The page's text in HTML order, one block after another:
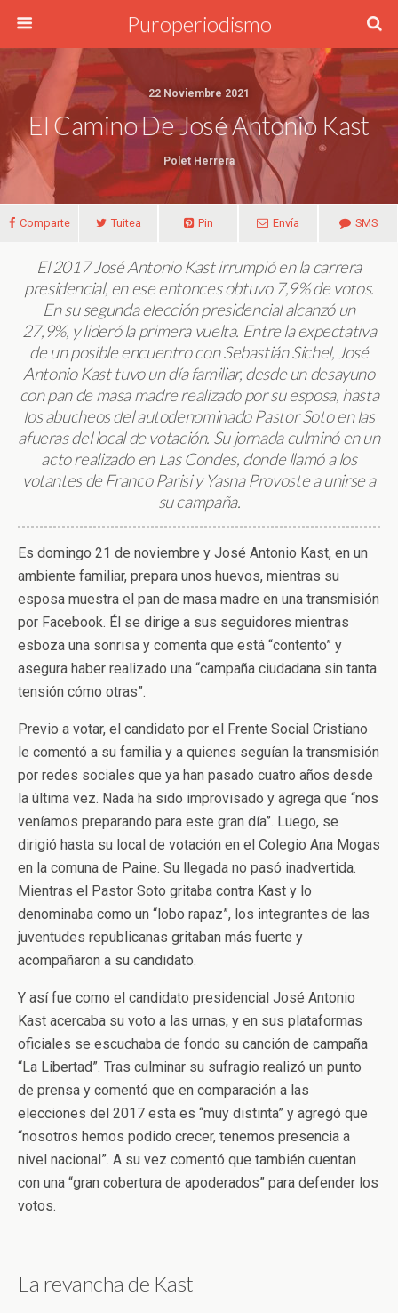
Puroperiodismo
22 Noviembre 2021
El Camino De José Antonio Kast
Polet Herrera
Comparte Tuitea Pin Envía SMS
El 2017 José Antonio Kast irrumpió en la carrera
presidencial, en ese entonces obtuvo 7,9% de votos.
En su segunda elección presidencial alcanzó un
27,9%, y lideró la primera vuelta. Entre la expectativa
de un posible encuentro con Sebastián Sichel, José
Antonio Kast tuvo un día familiar, desde un desayuno
con pan de masa madre realizado por su esposa, hasta
los abucheos del autodenominado Pastor Soto en las
afueras del local de votación. Su jornada culminó en un
acto realizado en Las Condes, donde llamó a los
votantes de Franco Parisi y Yasna Provoste a unirse a
su campaña.
Es domingo 21 de noviembre y José Antonio Kast, en un
ambiente familiar, prepara unos huevos, mientras su
esposa muestra el pan de masa madre en una transmisión
por Facebook. Él se dirige a sus seguidores mientras
esboza una sonrisa y comenta que está “contento” y
asegura haber realizado una “campaña ciudadana sin tanta
tensión cómo otras”.
Previo a votar, el candidato por el Frente Social Cristiano
le comentó a su familia y a quienes seguían la transmisión
por redes sociales que ya han pasado cuatro años desde
la última vez. Nada ha sido improvisado y agrega que “nos
veníamos preparando para este gran día”. Luego, se
dirigió hasta su local de votación en el Colegio Ana Mogas
en la comuna de Paine. Su llegada no pasó inadvertida.
Mientras el Pastor Soto gritaba contra Kast y lo
denominaba como un “lobo rapaz”, los integrantes de las
juventudes republicanas gritaban más fuerte y
acompañaron a su candidato.
Y así fue como el candidato presidencial José Antonio
Kast acercaba su voto a las urnas, y en sus plataformas
oficiales se escuchaba de fondo su canción de campaña
“La Libertad”. Tras culminar su sufragio realizó un punto
de prensa y comentó que en comparación a las
elecciones del 2017 esta es “muy distinta” y agregó que
“nosotros hemos podido crecer, tenemos presencia a
nivel nacional”. A su vez comentó que también cuentan
con una “gran cobertura de apoderados” para defender los
votos.
La revancha de Kast